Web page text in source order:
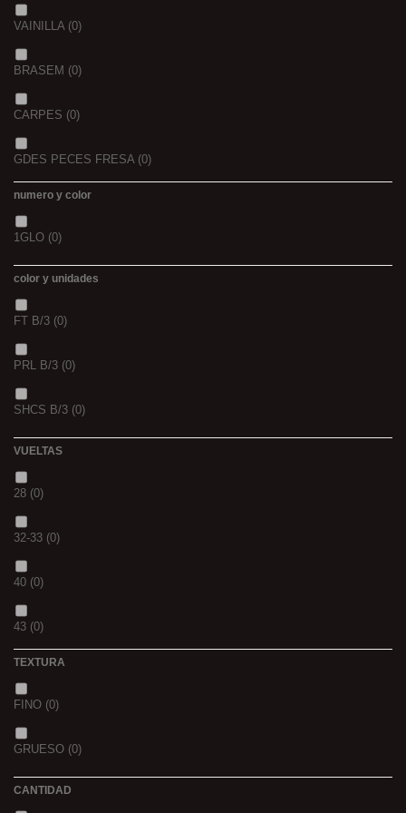
2,3
VAINILLA(0)
BRASEM (0)
CARPES (0)
GDES PECES FRESA(0)
GDES. PECES MAIZ
GDES. PECES SCOPEX
PIÑA
SCOPEX
TUTTI
FRESA
MIEL(0)
OCEAN LIVER
GOLDEN X
numero y color
1GLO (0)
color y unidades
FT B/3 (0)
PRL B/3 (0)
SHCS B/3 (0)
VUELTAS
28 (0)
32-33 (0)
40 (0)
43 (0)
TEXTURA
FINO (0)
GRUESO (0)
CANTIDAD